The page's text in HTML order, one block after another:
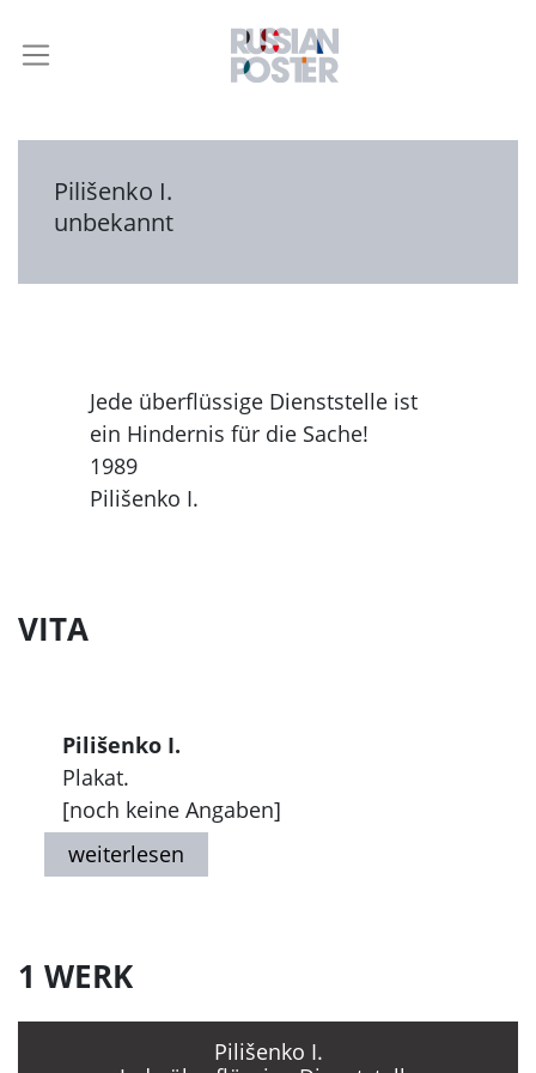
Pilišenko I.
unbekannt
Jede überflüssige Dienststelle ist
ein Hindernis für die Sache!
1989
Pilišenko I.
VITA
Pilišenko I.
Plakat.
[noch keine Angaben]
1 WERK
Pilišenko I.